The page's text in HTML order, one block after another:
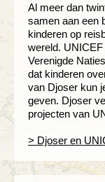
Al meer dan
samen aan een
kinderen op
wereld.
Verenigde
dat kinderen
van Djoser kun
geven. Djoser
projecten van
> Djoser en